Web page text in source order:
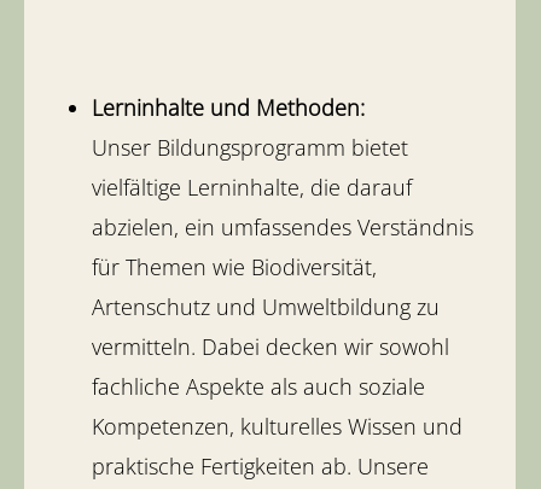
Lerninhalte und Methoden:
Unser Bildungsprogramm bietet
vielfältige Lerninhalte, die darauf
abzielen, ein umfassendes Verständnis
für Themen wie Biodiversität,
Artenschutz und Umweltbildung zu
vermitteln. Dabei decken wir sowohl
fachliche Aspekte als auch soziale
Kompetenzen, kulturelles Wissen und
praktische Fertigkeiten ab. Unsere